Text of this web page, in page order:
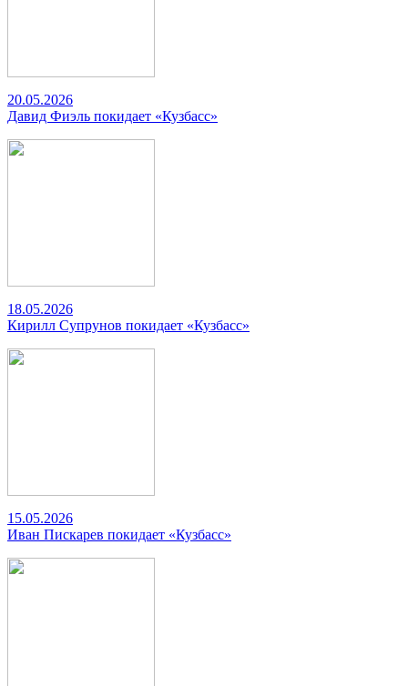
20.05.2026
Давид Фиэль покидает «Кузбасс»
18.05.2026
Кирилл Супрунов покидает «Кузбасс»
15.05.2026
Иван Пискарев покидает «Кузбасс»